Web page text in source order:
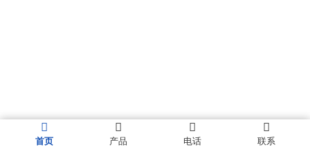
首页 产品 电话 联系